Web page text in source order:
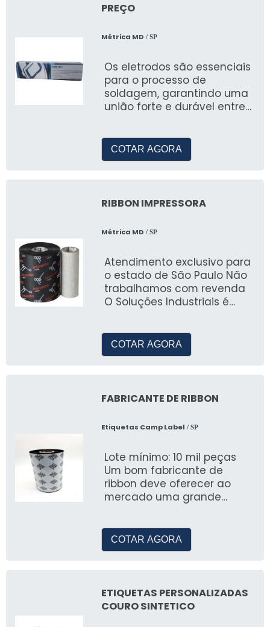
PREÇO
Métrica MD / SP
Os eletrodos são essenciais
para o processo de
soldagem, garantindo uma
união forte e durável entre
COTAR AGORA
RIBBON IMPRESSORA
Métrica MD / SP
Atendimento exclusivo para
o estado de São Paulo Não
trabalhamos com revenda
O Soluções Industriais é
COTAR AGORA
FABRICANTE DE RIBBON
Etiquetas Camp Label / SP
Lote mínimo: 10 mil peças
Um bom fabricante de
ribbon deve oferecer ao
mercado uma grande
COTAR AGORA
ETIQUETAS PERSONALIZADAS
COURO SINTETICO